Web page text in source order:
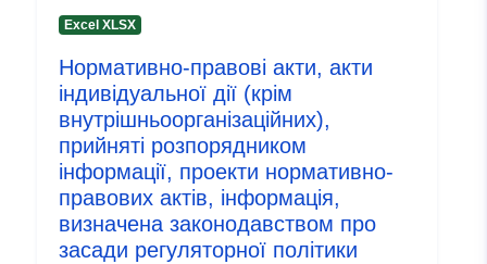
Excel XLSX
Нормативно-правові акти, акти
індивідуальної дії (крім
внутрішньоорганізаційних),
прийняті розпорядником
інформації, проекти нормативно-
правових актів, інформація,
визначена законодавством про
засади регуляторної політики